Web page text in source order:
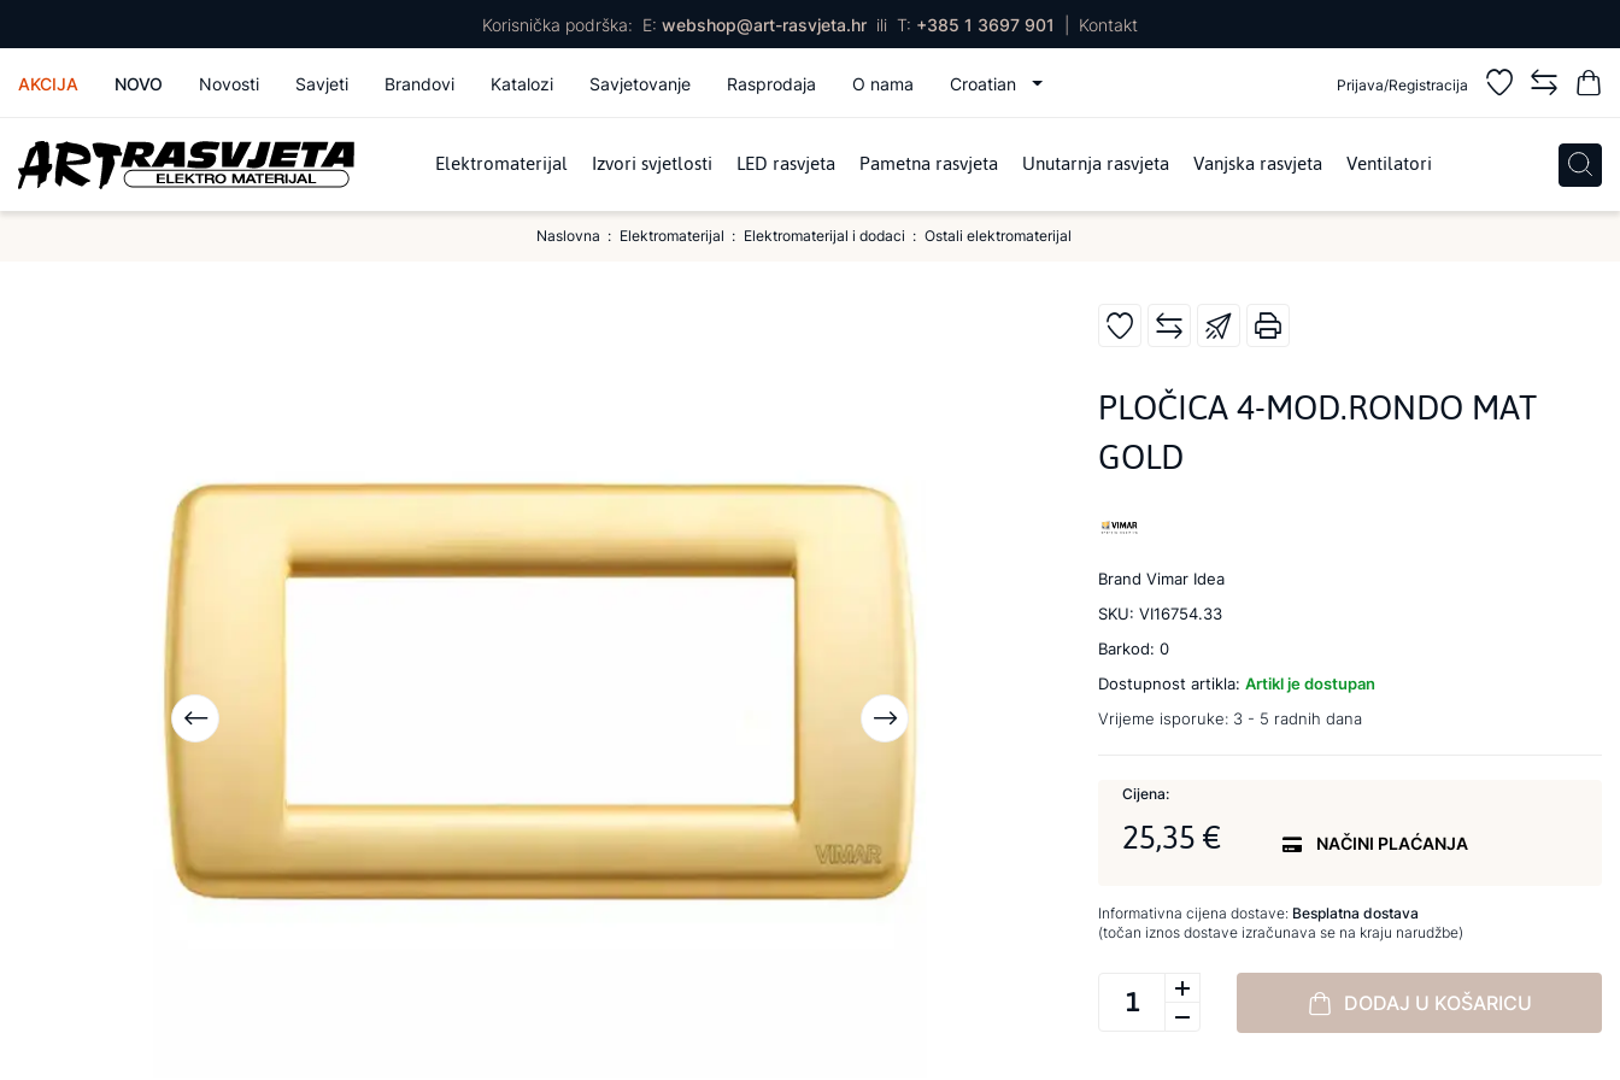
Korisnička podrška: E: webshop@art-rasvjeta.hr ili T: +385 1 3697 901 Kontakt
AKCIJA NOVO Novosti Savjeti Brandovi Katalozi Savjetovanje Rasprodaja O nama Croatian Prijava/Registracija
Elektromaterijal Izvori svjetlosti LED rasvjeta Pametna rasvjeta Unutarnja rasvjeta Vanjska rasvjeta Ventilatori
Naslovna Elektromaterijal Elektromaterijal i dodaci Ostali elektromaterijal
PLOČICA 4-MOD.RONDO MAT
GOLD
Brand Vimar Idea
SKU: VI16754.33
Barkod: 0
Dostupnost artikla: Artikl je dostupan
Vrijeme isporuke: 3 - 5 radnih dana
Cijena:
25,35 € NAČINI PLAĆANJA
Informativna cijena dostave: Besplatna dostava
(točan iznos dostave izračunava se na kraju narudžbe)
DODAJ U KOŠARICU